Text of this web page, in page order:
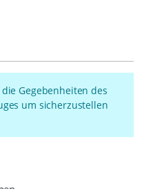
Gegebenheiten des
um sicherzustellen